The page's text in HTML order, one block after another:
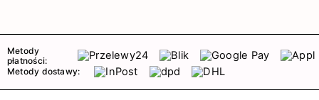
Metody
płatności:
Metody dostawy: